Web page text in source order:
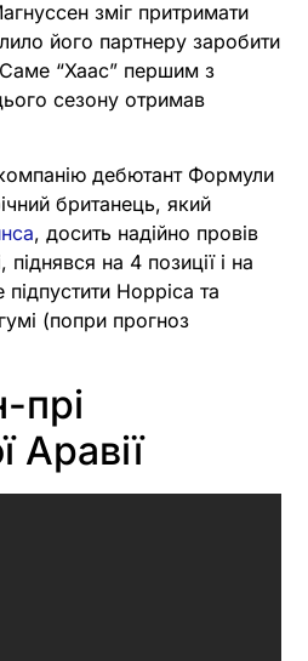
зміг притримати
його партнеру заробити
“Хаас” першим з
сезону отримав
дебютант Формули
британець, який
, досить надійно провів
на 4 позиції і на
підпустити Норріса та
(попри прогноз
прі
Аравії